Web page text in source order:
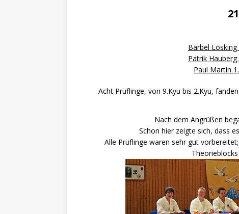
Bärbel
Patrik
Paul Martin
Acht Prüflinge, von 9.Kyu bis 2.Kyu,
Nach dem Angrüßen
Schon hier zeigte sich, dass
Alle Prüflinge waren sehr gut